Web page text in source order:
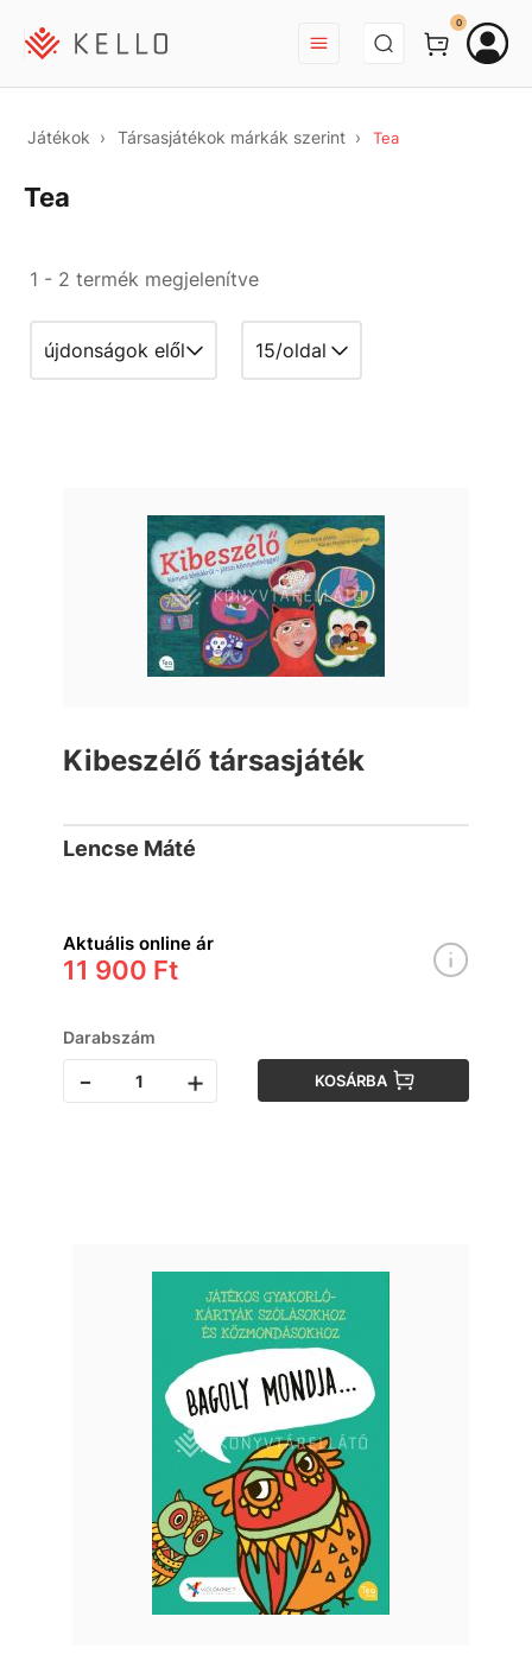
BEJELENTKEZÉS
0
Játékok Társasjátékok márkák szerint Tea
Tea
1 - 2 termék megjelenítve
Kibeszélő társasjáték
Lencse Máté
Aktuális online ár
11 900 Ft
Darabszám
- + KOSÁRBA